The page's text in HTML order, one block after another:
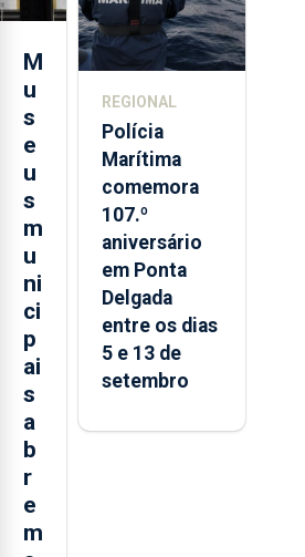
M
u
s
e
u
s
m
u
ni
ci
p
ai
s
a
b
r
e
m
REGIONAL
Polícia
Marítima
comemora
107.º
aniversário
em Ponta
Delgada
entre os dias
5 e 13 de
setembro